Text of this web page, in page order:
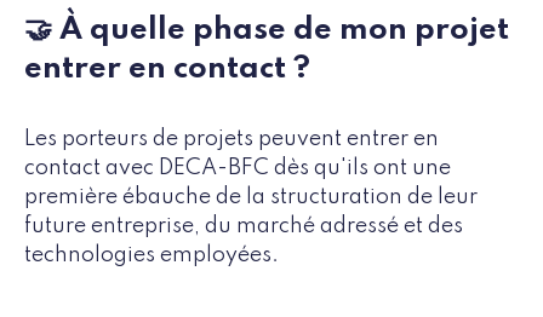
🤝 À quelle phase de mon projet
entrer en contact ?
Les porteurs de projets peuvent entrer en
contact avec DECA-BFC dès qu'ils ont une
première ébauche de la structuration de leur
future entreprise, du marché adressé et des
technologies employées.